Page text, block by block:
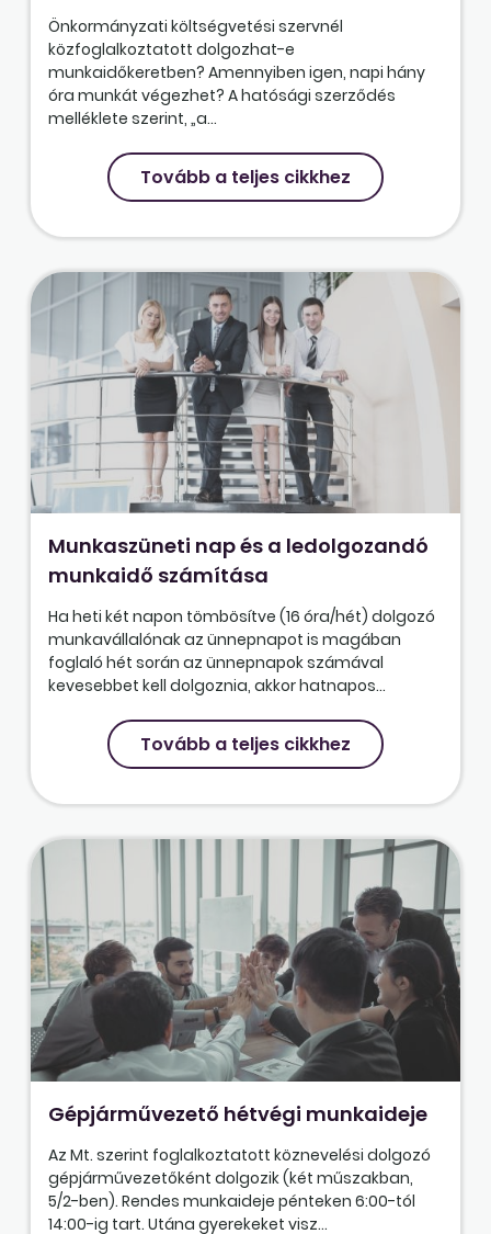
Önkormányzati költségvetési szervnél
közfoglalkoztatott dolgozhat-e
munkaidőkeretben? Amennyiben igen, napi hány
óra munkát végezhet? A hatósági szerződés
melléklete szerint, „a...
Tovább a teljes cikkhez
Munkaszüneti nap és a ledolgozandó
munkaidő számítása
Ha heti két napon tömbösítve (16 óra/hét) dolgozó
munkavállalónak az ünnepnapot is magában
foglaló hét során az ünnepnapok számával
kevesebbet kell dolgoznia, akkor hatnapos...
Tovább a teljes cikkhez
Gépjárművezető hétvégi munkaideje
Az Mt. szerint foglalkoztatott köznevelési dolgozó
gépjárművezetőként dolgozik (két műszakban,
5/2-ben). Rendes munkaideje pénteken 6:00-tól
14:00-ig tart. Utána gyerekeket visz...